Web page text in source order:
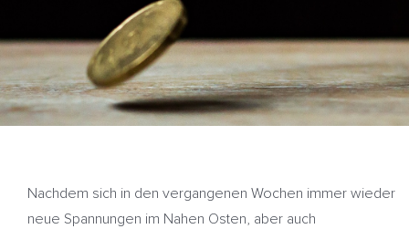
Nachdem sich in den vergangenen Wochen immer wieder
neue Spannungen im Nahen Osten, aber auch